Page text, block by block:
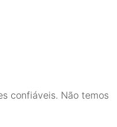
confiáveis. Não temos